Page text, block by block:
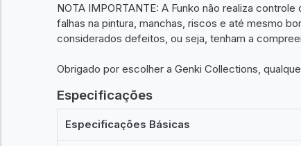
NOTA IMPORTANTE: A Funko não realiza
falhas na pintura, manchas, riscos e até mesmo
considerados defeitos, ou seja, tenham a
Obrigado por escolher a Genki Collections,
Especificações
Especificações Básicas